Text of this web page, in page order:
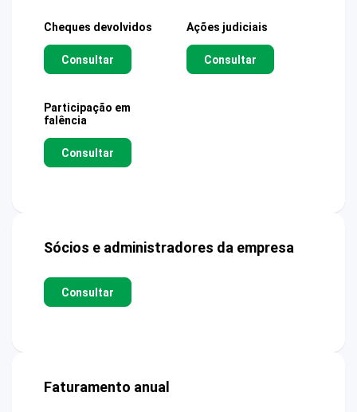
Cheques devolvidos
Consultar
Ações judiciais
Consultar
Participação em
falência
Consultar
Sócios e administradores da empresa
Consultar
Faturamento anual